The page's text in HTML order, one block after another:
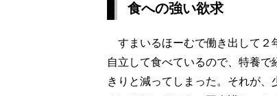
食への強い欲求
すまいるほーむで働き出して２
自立して食べているので、特養
きりと減ってしまった。それが